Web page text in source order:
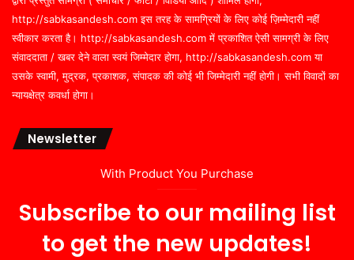
http://sabkasandesh.com इस तरह के सामग्रियों के लिए कोई ज़िम्मेदारी नहीं
स्वीकार करता है। http://sabkasandesh.com में प्रकाशित ऐसी सामग्री के लिए
संवाददाता / खबर देने वाला स्वयं जिम्मेदार होगा, http://sabkasandesh.com या
उसके स्वामी, मुद्रक, प्रकाशक, संपादक की कोई भी जिम्मेदारी नहीं होगी। सभी विवादों का
न्यायक्षेत्र कवर्धा होगा।
Newsletter
With Product You Purchase
Subscribe to our mailing list
to get the new updates!